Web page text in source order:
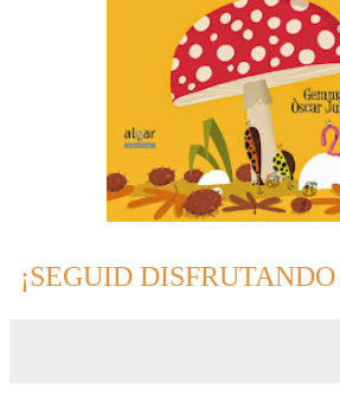
¡SEGUID